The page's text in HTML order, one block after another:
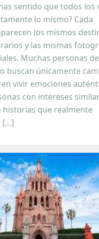
sentido que todos los
lo mismo? Cada
los mismos
y las mismas
Muchas personas
buscan únicamente
vivir emociones
con intereses
historias que realmente
[…]